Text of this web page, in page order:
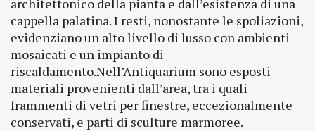
architettonico della pianta e dall’esistenza di una
cappella palatina. I resti, nonostante le spoliazioni,
evidenziano un alto livello di lusso con ambienti
mosaicati e un impianto di
riscaldamento.Nell’Antiquarium sono esposti
materiali provenienti dall’area, tra i quali
frammenti di vetri per finestre, eccezionalmente
conservati, e parti di sculture marmoree.